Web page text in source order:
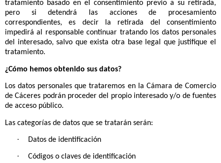
para que tratamientos de datos retira su consentimiento.
La retirada del consentimiento no afectará a la licitud del
tratamiento basado en el consentimiento previo a su retirada,
pero si detendrá las acciones de procesamiento
correspondientes, es decir la retirada del consentimiento
del interesado, salvo que exista otra base legal que justifique el
¿Cómo hemos obtenido sus datos?
Los datos personales que trataremos en la Cámara de Comercio
de Cáceres podrán proceder del propio interesado y/o de fuentes